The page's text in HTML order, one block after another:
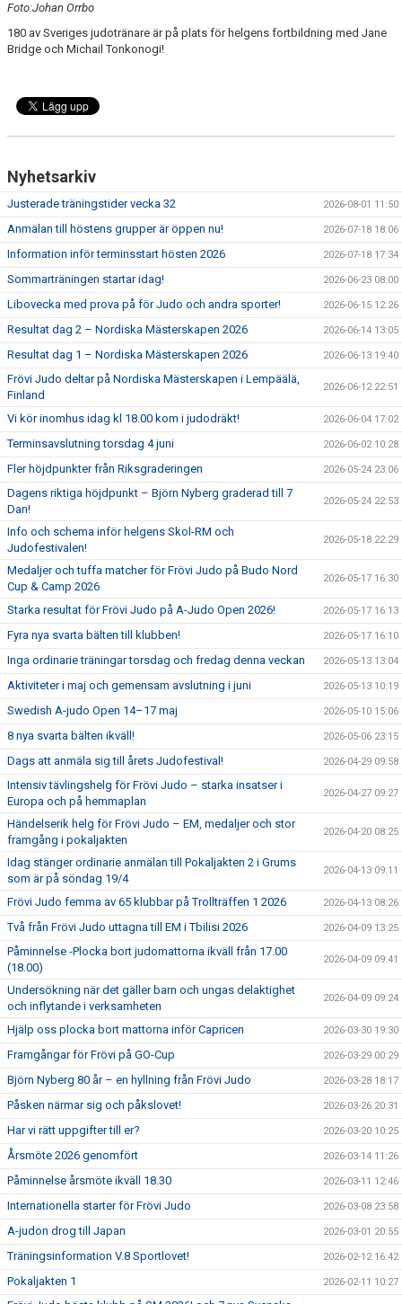
Foto:Johan Orrbo
180 av Sveriges judotränare är på plats för helgens fortbildning med Jane
Bridge och Michail Tonkonogi!
Nyhetsarkiv
Justerade träningstider vecka 32 2026-08-01 11:50
Anmälan till höstens grupper är öppen nu! 2026-07-18 18:06
Information inför terminsstart hösten 2026 2026-07-18 17:34
Sommarträningen startar idag! 2026-06-23 08:00
Libovecka med prova på för Judo och andra sporter! 2026-06-15 12:26
Resultat dag 2 – Nordiska Mästerskapen 2026 2026-06-14 13:05
Resultat dag 1 – Nordiska Mästerskapen 2026 2026-06-13 19:40
Frövi Judo deltar på Nordiska Mästerskapen i Lempäälä,
Finland
2026-06-12 22:51
Vi kör inomhus idag kl 18.00 kom i judodräkt! 2026-06-04 17:02
Terminsavslutning torsdag 4 juni 2026-06-02 10:28
Fler höjdpunkter från Riksgraderingen 2026-05-24 23:06
Dagens riktiga höjdpunkt – Björn Nyberg graderad till 7
Dan!
2026-05-24 22:53
Info och schema inför helgens Skol-RM och
Judofestivalen!
2026-05-18 22:29
Medaljer och tuffa matcher för Frövi Judo på Budo Nord
Cup & Camp 2026
2026-05-17 16:30
Starka resultat för Frövi Judo på A-Judo Open 2026! 2026-05-17 16:13
Fyra nya svarta bälten till klubben! 2026-05-17 16:10
Inga ordinarie träningar torsdag och fredag denna veckan 2026-05-13 13:04
Aktiviteter i maj och gemensam avslutning i juni 2026-05-13 10:19
Swedish A-judo Open 14–17 maj 2026-05-10 15:06
8 nya svarta bälten ikväll! 2026-05-06 23:15
Dags att anmäla sig till årets Judofestival! 2026-04-29 09:58
Intensiv tävlingshelg för Frövi Judo – starka insatser i
Europa och på hemmaplan
2026-04-27 09:27
Händelserik helg för Frövi Judo – EM, medaljer och stor
framgång i pokaljakten
2026-04-20 08:25
Idag stänger ordinarie anmälan till Pokaljakten 2 i Grums
som är på söndag 19/4
2026-04-13 09:11
Frövi Judo femma av 65 klubbar på Trollträffen 1 2026 2026-04-13 08:26
Två från Frövi Judo uttagna till EM i Tbilisi 2026 2026-04-09 13:25
Påminnelse -Plocka bort judomattorna ikväll från 17.00
(18.00)
2026-04-09 09:41
Undersökning när det gäller barn och ungas delaktighet
och inflytande i verksamheten
2026-04-09 09:24
Hjälp oss plocka bort mattorna inför Capricen 2026-03-30 19:30
Framgångar för Frövi på GO-Cup 2026-03-29 00:29
Björn Nyberg 80 år – en hyllning från Frövi Judo 2026-03-28 18:17
Påsken närmar sig och påkslovet! 2026-03-26 20:31
Har vi rätt uppgifter till er? 2026-03-20 10:25
Årsmöte 2026 genomfört 2026-03-14 11:26
Påminnelse årsmöte ikväll 18.30 2026-03-11 12:46
Internationella starter för Frövi Judo 2026-03-08 23:58
A-judon drog till Japan 2026-03-01 20:55
Träningsinformation V.8 Sportlovet! 2026-02-12 16:42
Pokaljakten 1 2026-02-11 10:27